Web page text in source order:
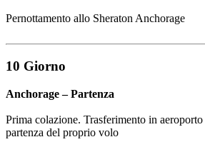
Pernottamento allo Sheraton Anchorage
10 Giorno
Anchorage – Partenza
Prima colazione. Trasferimento in
partenza del proprio volo